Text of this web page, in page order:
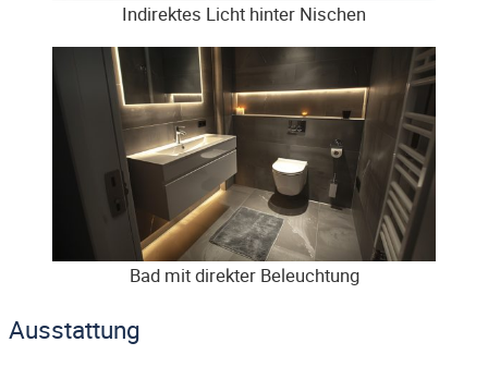
Indirektes Licht hinter Nischen
Bad mit direkter Beleuchtung
Ausstattung